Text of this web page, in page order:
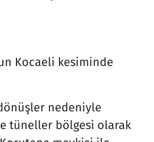
Kocaeli kesiminde
nedeniyle
tüneller bölgesi olarak